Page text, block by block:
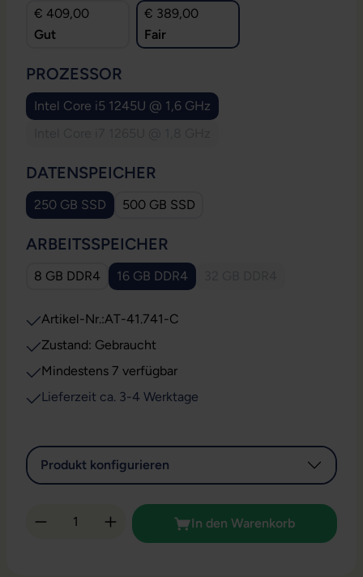
€ 409,00
Gut
€ 389,00
Fair
PROZESSOR
Intel Core i5 1245U @ 1,6 GHz
DATENSPEICHER
250 GB SSD 500 GB SSD
ARBEITSSPEICHER
8 GB DDR4 16 GB DDR4
Artikel-Nr.:AT-41.741-C
Zustand: Gebraucht
Mindestens 7 verfügbar
Lieferzeit ca. 3-4 Werktage
Produkt konfigurieren
Produkt Anzahl: Gib den gewünschten
In den Warenkorb